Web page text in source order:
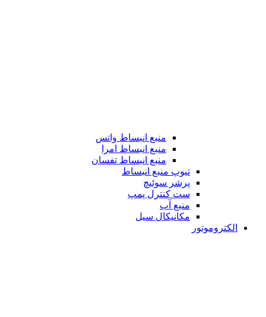
منبع انبساط واتس
منبع انبساط امرا
منبع انبساط تفسان
تیوپ منبع انبساط
پرشر سوئیچ
ست کنترل پمپ
منبع آب
مکانیکال سیل
الکتروموتور